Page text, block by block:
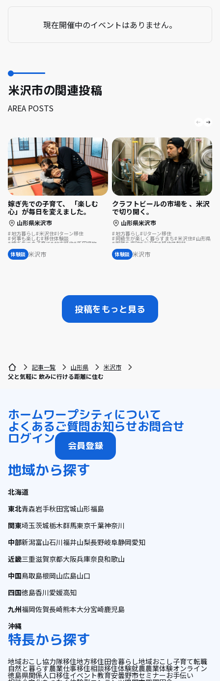
現在開催中のイベントはありません。
米沢市の関連投稿
AREA POSTS
嫁ぎ先での子育て、 「楽しむ
心」が毎日を変えました。
山形県米沢市
地方暮らし 米沢住 Iターン移住
何事も楽しむ 移住体験談
嫁ぎ先での子育て 地方移住 新田織物
伝統 米沢暮らし
体験談 米沢市
クラフトビールの市場を 、米沢
で切り開く。
山形県米沢市
地方暮らし Uターン移住
同級生が楽しく暮らすまち 米沢住 山形県
困難を突破 米沢市 移住体験談
地域とのつながり
米沢暮らし
体験談 米沢市
投稿をもっと見る
記事一覧 山形県
米沢市
父と気軽に 飲みに行ける距離に住む
ホームワープシティについて
よくあるご質問お知らせお問合せ
ログイン 会員登録
地域から探す
北海道
東北青森岩手秋田宮城山形福島
関東埼玉茨城栃木群馬東京千葉神奈川
中部新潟富山石川福井山梨長野岐阜静岡愛知
近畿三重滋賀京都大阪兵庫奈良和歌山
中国鳥取島根岡山広島山口
四国徳島香川愛媛高知
九州福岡佐賀長崎熊本大分宮崎鹿児島
沖縄
特長から探す
地域おこし協力隊移住地方移住田舎暮らし地域おこし子育て転職
自然と暮らす農業仕事移住相談移住体験就農農業体験オンライン
徳島県関係人口移住イベント教育安曇野市セミナーお手伝い